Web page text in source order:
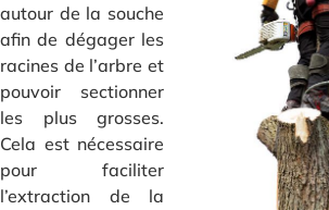
autour de la souche
afin de dégager les
racines de l’arbre et
pouvoir sectionner
les plus grosses.
Cela est nécessaire
pour faciliter
l’extraction de la